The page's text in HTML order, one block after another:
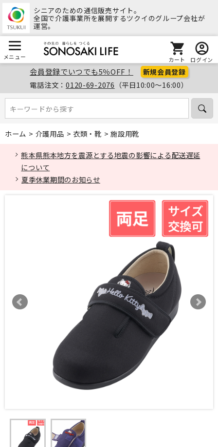
シニアのための通信販売サイト。
全国で介護事業所を展開するツクイのグループ会社が
運営。
メニュー カート ログイン
会員登録でいつでも5％OFF！ 新規会員登録
電話注文：0120-69-2076 （平日10:00～16:00）
キーワードから探す
キーワードから探す
ホーム > 介護用品 > 衣類・靴 >施設用靴
熊本県熊本地方を震源とする地震の影響による配送遅延
について
夏季休業期間のお知らせ